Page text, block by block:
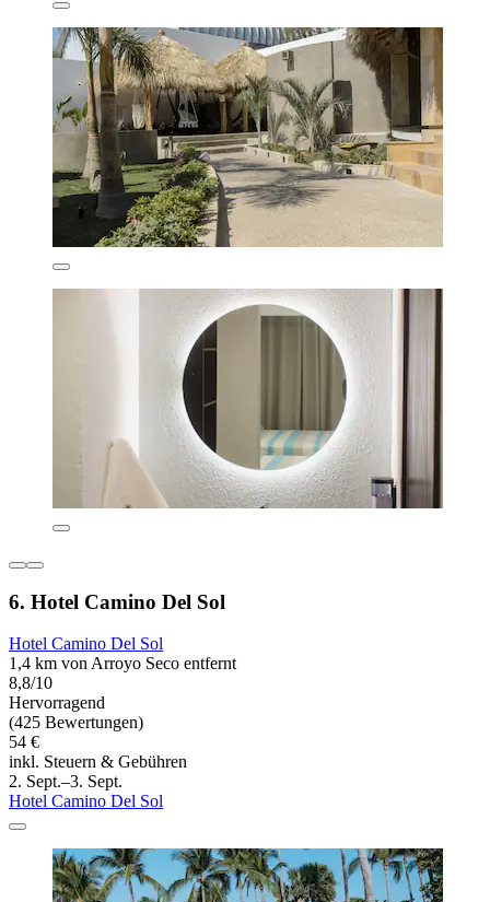
6. Hotel Camino Del Sol
Hotel Camino Del Sol
1,4 km von Arroyo Seco entfernt
8,8/10
Hervorragend
(425 Bewertungen)
54 €
inkl. Steuern & Gebühren
2. Sept.–3. Sept.
Hotel Camino Del Sol